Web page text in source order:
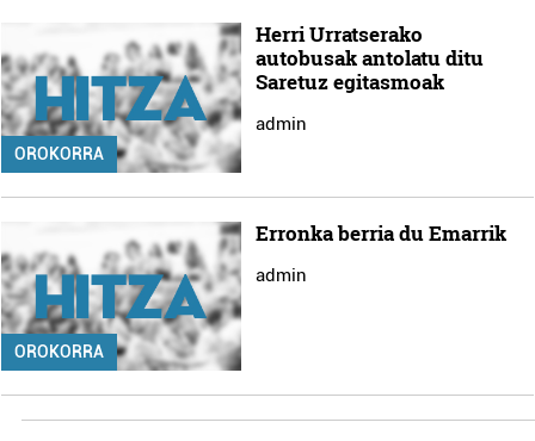
OROKORRA
Herri Urratserako
autobusak antolatu ditu
Saretuz egitasmoak
admin
OROKORRA
Erronka berria du Emarrik
admin